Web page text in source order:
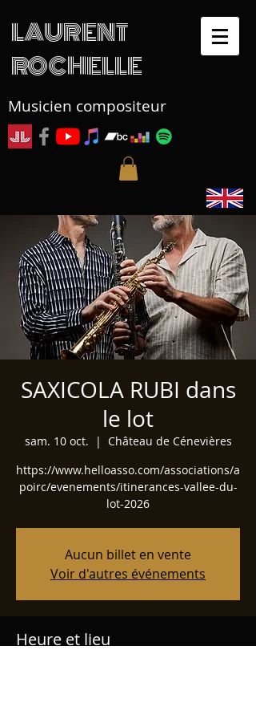
LAURENT
ROCHELLE
Musicien compositeur
SAXICOLA RUBI dans
le lot
sam. 10 oct.
  |
Château de Cénevières
https://www.helloasso.com/associations/a
poirc/evenements/itinerances-vallee-du-
lot-2026
Aucun billet en vente
Voir d'autres événements
Heure et lieu